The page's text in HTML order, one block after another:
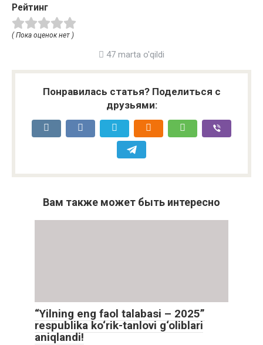
Рейтинг
( Пока оценок нет )
47 marta o'qildi
Понравилась статья? Поделиться с
друзьями:
Вам также может быть интересно
“Yilning eng faol talabasi – 2025”
respublika ko‘rik-tanlovi g‘oliblari
aniqlandi!